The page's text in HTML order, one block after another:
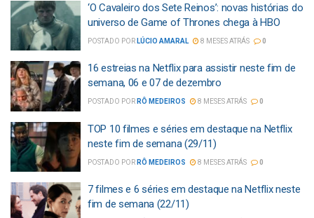
‘O Cavaleiro dos Sete Reinos’: novas histórias do
universo de Game of Thrones chega à HBO
POSTADO POR LÚCIO AMARAL 8 MESES ATRÁS 0
16 estreias na Netflix para assistir neste fim de
semana, 06 e 07 de dezembro
POSTADO POR RÔ MEDEIROS 8 MESES ATRÁS 0
TOP 10 filmes e séries em destaque na Netflix
neste fim de semana (29/11)
POSTADO POR RÔ MEDEIROS 8 MESES ATRÁS 0
7 filmes e 6 séries em destaque na Netflix neste
fim de semana (22/11)